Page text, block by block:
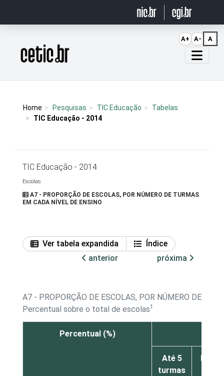
Página inicial
Home Pesquisas TIC Educação
Tabelas
TIC Educação - 2014
TIC Educação - 2014
Escolas
A7 - PROPORÇÃO DE ESCOLAS, POR NÚMERO DE TURMAS
EM CADA NÍVEL DE ENSINO
Ver tabela expandida
Índice
anterior
próxima
A7 - PROPORÇÃO DE ESCOLAS, POR NÚMERO DE
Percentual sobre o total de escolas1
Percentual (%)
Até 5
turmas
De 6 a
A+ A- A